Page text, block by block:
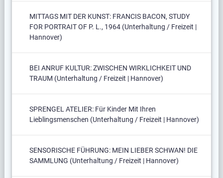
MITTAGS MIT DER KUNST: FRANCIS BACON, STUDY
FOR PORTRAIT OF P. L., 1964 (Unterhaltung / Freizeit |
Hannover)
BEI ANRUF KULTUR: ZWISCHEN WIRKLICHKEIT UND
TRAUM (Unterhaltung / Freizeit | Hannover)
SPRENGEL ATELIER: Für Kinder Mit Ihren
Lieblingsmenschen (Unterhaltung / Freizeit | Hannover)
SENSORISCHE FÜHRUNG: MEIN LIEBER SCHWAN! DIE
SAMMLUNG (Unterhaltung / Freizeit | Hannover)